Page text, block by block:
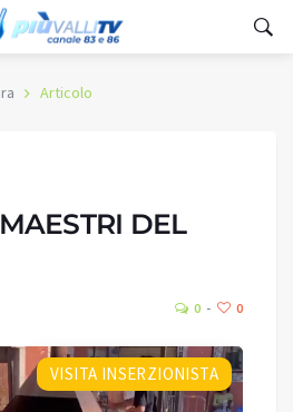
Articolo
DEL
0 0
VISITA INSERZIONISTA